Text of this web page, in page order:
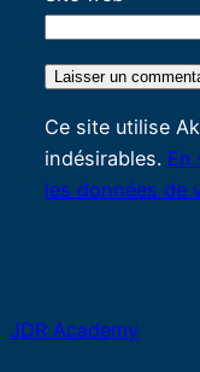
Ce site utilise
indésirables. En
les données de
JDR Academy